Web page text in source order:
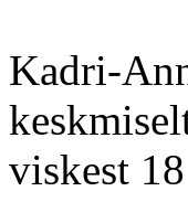
Kadri-
viskest